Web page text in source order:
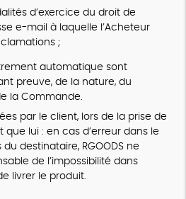
d’exercice du droit de
e-mail à laquelle l’Acheteur
;
automatique sont
preuve, de la nature, du
la Commande.
par le client, lors de la prise de
lui : en cas d’erreur dans le
destinataire, RGOODS ne
de l’impossibilité dans
livrer le produit.